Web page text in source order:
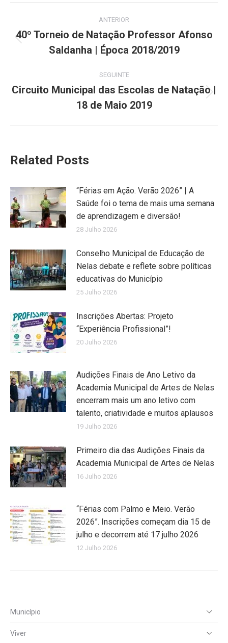
navigation
ANTERIOR
post:
40º Torneio de Natação Professor Afonso
Saldanha | Época 2018/2019
SEGUINTE
post:
Circuito Municipal das Escolas de Natação |
18 de Maio 2019
Related Posts
“Férias em Ação. Verão 2026” | A
Saúde foi o tema de mais uma semana
de aprendizagem e diversão!
28 Julho 2026
Conselho Municipal de Educação de
Nelas debate e reflete sobre políticas
educativas do Município
25 Julho 2026
Inscrições Abertas: Projeto
“Experiência Profissional”!
20 Julho 2026
Audições Finais de Ano Letivo da
Academia Municipal de Artes de Nelas
encerram mais um ano letivo com
talento, criatividade e muitos aplausos
19 Julho 2026
Primeiro dia das Audições Finais da
Academia Municipal de Artes de Nelas
16 Julho 2026
“Férias com Palmo e Meio. Verão
2026”. Inscrições começam dia 15 de
julho e decorrem até 17 julho 2026
12 Julho 2026
Município
Viver